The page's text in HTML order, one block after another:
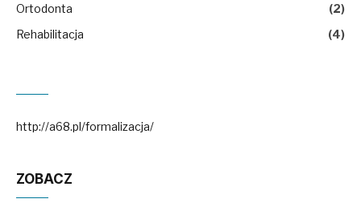
Ortodonta
(2)
Rehabilitacja
(4)
http://a68.pl/formalizacja/
ZOBACZ